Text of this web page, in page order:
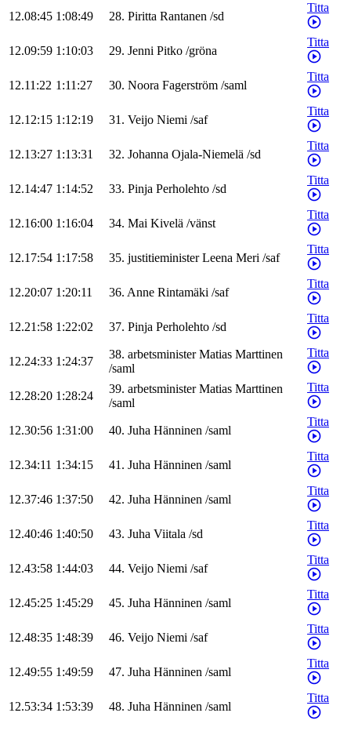
12.08:45 1:08:49 28. Piritta Rantanen /sd
Titta
12.09:59 1:10:03 29. Jenni Pitko /gröna
Titta
12.11:22 1:11:27 30. Noora Fagerström /saml
Titta
12.12:15 1:12:19 31. Veijo Niemi /saf
Titta
12.13:27 1:13:31 32. Johanna Ojala-Niemelä /sd
Titta
12.14:47 1:14:52 33. Pinja Perholehto /sd
Titta
12.16:00 1:16:04 34. Mai Kivelä /vänst
Titta
12.17:54 1:17:58 35. justitieminister Leena Meri /saf
Titta
12.20:07 1:20:11 36. Anne Rintamäki /saf
Titta
12.21:58 1:22:02 37. Pinja Perholehto /sd
Titta
12.24:33 1:24:37
38. arbetsminister Matias Marttinen
/saml
Titta
12.28:20 1:28:24
39. arbetsminister Matias Marttinen
/saml
Titta
12.30:56 1:31:00 40. Juha Hänninen /saml
Titta
12.34:11 1:34:15 41. Juha Hänninen /saml
Titta
12.37:46 1:37:50 42. Juha Hänninen /saml
Titta
12.40:46 1:40:50 43. Juha Viitala /sd
Titta
12.43:58 1:44:03 44. Veijo Niemi /saf
Titta
12.45:25 1:45:29 45. Juha Hänninen /saml
Titta
12.48:35 1:48:39 46. Veijo Niemi /saf
Titta
12.49:55 1:49:59 47. Juha Hänninen /saml
Titta
12.53:34 1:53:39 48. Juha Hänninen /saml
Titta